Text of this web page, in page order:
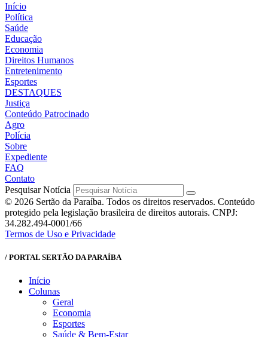
Início
Política
Saúde
Educação
Economia
Direitos Humanos
Entretenimento
Esportes
DESTAQUES
Justiça
Conteúdo Patrocinado
Agro
Polícia
Sobre
Expediente
FAQ
Contato
Pesquisar Notícia
© 2026 Sertão da Paraíba. Todos os direitos reservados. Conteúdo
protegido pela legislação brasileira de direitos autorais. CNPJ:
34.282.494-0001/66
Termos de Uso e Privacidade
/ PORTAL SERTÃO DA PARAÍBA
Início
Colunas
Geral
Economia
Esportes
Saúde & Bem-Estar